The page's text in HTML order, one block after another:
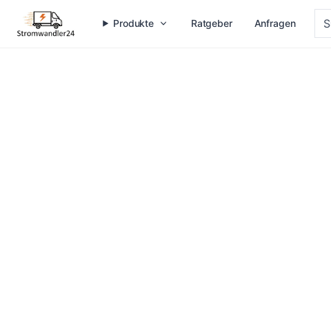
Produkte Ratgeber Anfragen